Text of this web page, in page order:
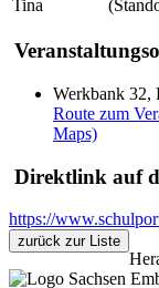
Tina
Werkbank 32,
Route zum
Maps)
Direktlink auf
https://
zurück zur Liste